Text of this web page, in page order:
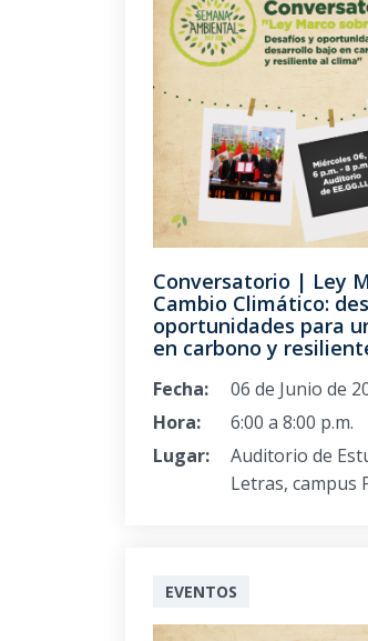
Conversatorio | Ley
Cambio Climático:
oportunidades para
en carbono y
Fecha:
06 de Junio de
Hora:
6:00 a 8:00 p.m.
Lugar:
Auditorio de
Letras, campus
EVENTOS